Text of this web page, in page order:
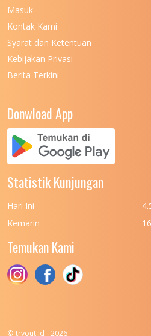
UNIVERSITAS NEGERI
UNIVERSITAS NEGERI
UNIVERSITAS NEGERI
UNIVERSITAS NUSA
UNIVERSITAS
UNIVERSITAS PATTIMURA
(UPN) VETERAN JAKARTA
UNIVERSITAS
(UPN) VETERAN JAWA
UNIVERSITAS
Masuk
Kontak Kami
Syarat dan Ketentuan
Kebijakan Privasi
Berita Terkini
Donwload App
Statistik Kunjungan
Hari Ini
Kemarin
Temukan Kami
© tryout.id - 2026